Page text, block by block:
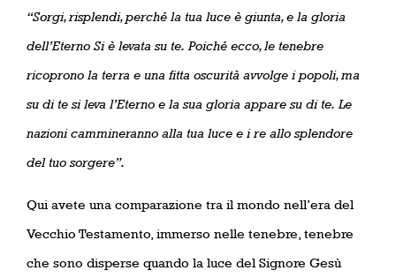
“Sorgi, risplendi, perché la tua luce è giunta, e la gloria
dell’Eterno Si è levata su te. Poiché ecco, le tenebre
ricoprono la terra e una fitta oscurità avvolge i popoli, ma
su di te si leva l’Eterno e la sua gloria appare su di te. Le
nazioni cammineranno alla tua luce e i re allo splendore
del tuo sorgere”.
Qui avete una comparazione tra il mondo nell’era del
Vecchio Testamento, immerso nelle tenebre, tenebre
che sono disperse quando la luce del Signore Gesù